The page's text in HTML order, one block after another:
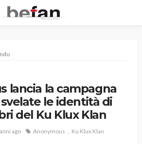
lancia la campagna
le identità di
del Ku Klux Klan
ago Anonymous Ku Klux Klan